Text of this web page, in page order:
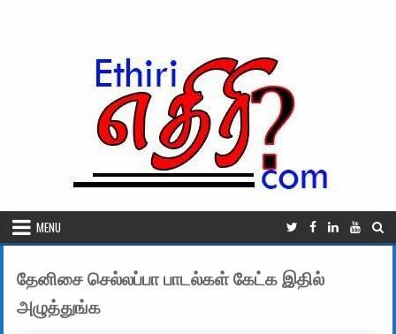
MENU
தேனிசை செல்லப்பா பாடல்கள் கேட்க இதில்
அழுத்துங்க